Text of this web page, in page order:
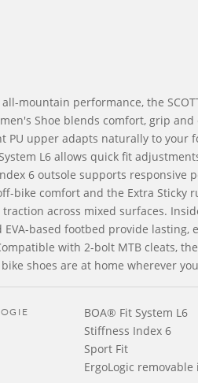
mountain performance, the
Shoe blends comfort, grip and
PU upper adapts naturally to your
L6 allows quick fit
6 outsole supports responsive
bike comfort and the Extra Sticky
across mixed surfaces.
EVA-based footbed provide lasting,
with 2-bolt MTB cleats,
shoes are at home wherever
BOA® Fit System L6
Stiffness Index 6
Sport Fit
ErgoLogic removable